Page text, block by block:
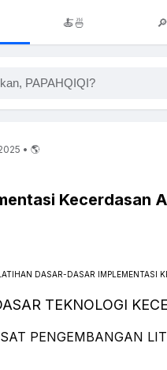
🍝🍜 🔎
PAPAHQIQI?
• 🌎
Kecerdasan
DASAR-DASAR IMPLEMENTASI
TEKNOLOGI
PENGEMBANGAN